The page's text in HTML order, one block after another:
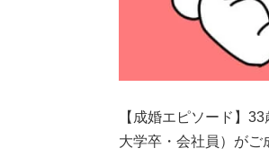
【成婚エピソード】
大学卒・会社員）がご